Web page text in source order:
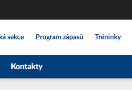
sekce Program zápasů Tréninky
Kontakty